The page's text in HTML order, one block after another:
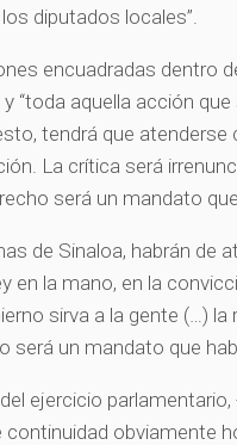
diputados locales”.
encuadradas dentro
“toda aquella acción
tendrá que
La crítica será
será un mandato
de Sinaloa, habrán de
en la mano, en la
sirva a la gente (…)
será un mandato que
ejercicio
continuidad obviamente